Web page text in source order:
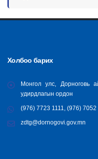
Холбоо барих
Монгол улс, Дорноговь
удирдлагын ордон
(976) 7723 1111, (976) 7052
zdtg@dornogovi.gov.mn